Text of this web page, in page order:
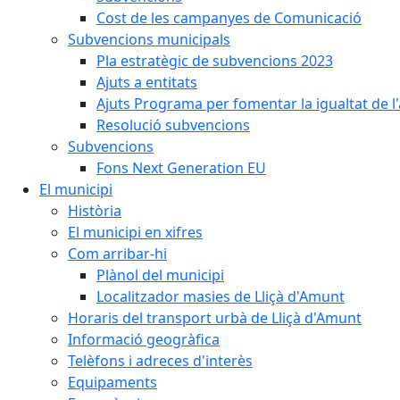
Cost de les campanyes de Comunicació
Subvencions municipals
Pla estratègic de subvencions 2023
Ajuts a entitats
Ajuts Programa per fomentar la igualtat de
Resolució subvencions
Subvencions
Fons Next Generation EU
El municipi
Història
El municipi en xifres
Com arribar-hi
Plànol del municipi
Localitzador masies de Lliçà d'Amunt
Horaris del transport urbà de Lliçà d'Amunt
Informació geogràfica
Telèfons i adreces d'interès
Equipaments